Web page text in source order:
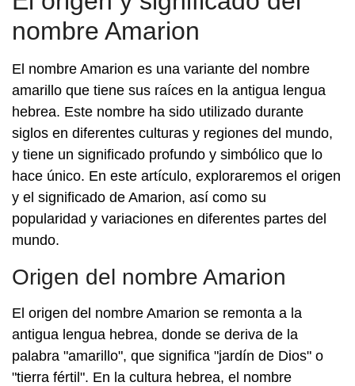
nombre Amarion
El nombre Amarion es una variante del nombre
amarillo que tiene sus raíces en la antigua lengua
hebrea. Este nombre ha sido utilizado durante
siglos en diferentes culturas y regiones del mundo,
y tiene un significado profundo y simbólico que lo
hace único. En este artículo, exploraremos el origen
y el significado de Amarion, así como su
popularidad y variaciones en diferentes partes del
mundo.
Origen del nombre Amarion
El origen del nombre Amarion se remonta a la
antigua lengua hebrea, donde se deriva de la
palabra "amarillo", que significa "jardín de Dios" o
"tierra fértil". En la cultura hebrea, el nombre